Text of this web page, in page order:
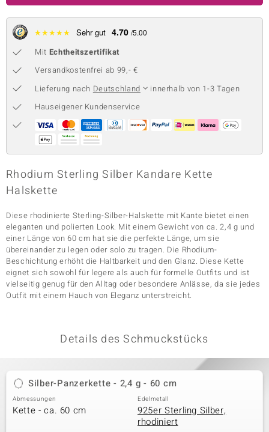
BY DE MELO
Collection
Classics
★★★★★ Sehr gut 4.70 /5.00
Mit Echtheitszertifikat
Versandkostenfrei ab 99,- €
Lieferung nach Deutschland
innerhalb von 1-3 Tagen
Hauseigener Kundenservice
Rhodium Sterling Silber Kandare Kette
Halskette
Diese rhodinierte Sterling-Silber-Halskette mit Kante bietet einen
eleganten und polierten Look. Mit einem Gewicht von ca. 2,4 g und
einer Länge von 60 cm hat sie die perfekte Länge, um sie
übereinander zu legen oder solo zu tragen. Die Rhodium-
Beschichtung erhöht die Haltbarkeit und den Glanz. Diese Kette
eignet sich sowohl für legere als auch für formelle Outfits und ist
vielseitig genug für den Alltag oder besondere Anlässe, da sie jedes
Outfit mit einem Hauch von Eleganz unterstreicht.
Details des Schmuckstücks
Silber-Panzerkette - 2,4 g - 60 cm
Abmessungen
Kette - ca. 60 cm
Edelmetall
925er Sterling Silber,
rhodiniert